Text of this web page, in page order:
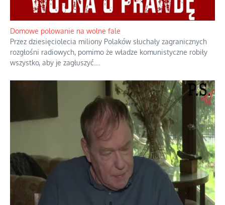
Domowe polowanie na wolne fale
Przez dziesięciolecia miliony Polaków słuchały zagranicznych
rozgłośni radiowych, pomimo że władze komunistyczne robiły
wszystko, aby je zagłuszyć.